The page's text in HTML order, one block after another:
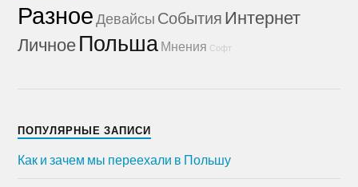
РазноеДевайсы События Интернет
ЛичноеПольша Мнения Софт
ПОПУЛЯРНЫЕ ЗАПИСИ
Как и зачем мы переехали в Польшу